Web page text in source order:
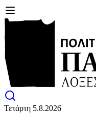
Τετάρτη 5.8.2026